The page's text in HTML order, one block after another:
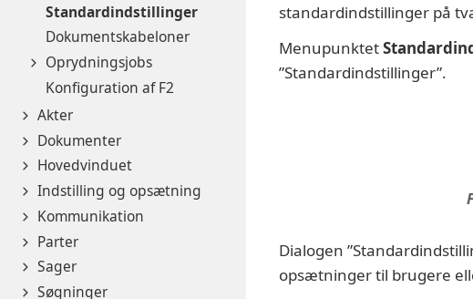
Standardindstillinger
Dokumentskabeloner
Oprydningsjobs
Konfiguration af F2
Akter
Dokumenter
Hovedvinduet
Indstilling og opsætning
Kommunikation
Parter
Sager
Søgninger
standardindstillinger på
Menupunktet
”Standardindstillinger”.
Dialogen
opsætninger til brugere